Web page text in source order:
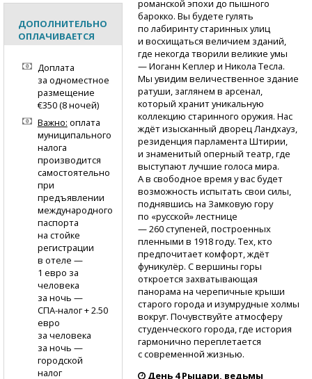
романской эпохи до пышного
барокко. Вы будете гулять
по лабиринту старинных улиц
и восхищаться величием зданий,
где некогда творили великие умы
— Иоганн Кеплер и Никола Тесла.
Мы увидим величественное здание
ратуши, заглянем в арсенал,
который хранит уникальную
коллекцию старинного оружия. Нас
ждёт изысканный дворец Ландхауз,
резиденция парламента Штирии,
и знаменитый оперный театр, где
выступают лучшие голоса мира.
А в свободное время у вас будет
возможность испытать свои силы,
поднявшись на Замковую гору
по «русской» лестнице
— 260 ступеней, построенных
пленными в 1918 году. Тех, кто
предпочитает комфорт, ждёт
фуникулёр. С вершины горы
откроется захватывающая
панорама на черепичные крыши
старого города и изумрудные холмы
вокруг. Почувствуйте атмосферу
студенческого города, где история
гармонично переплетается
с современной жизнью.
День 4 Рыцари, ведьмы
ДОПОЛНИТЕЛЬНО
ОПЛАЧИВАЕТСЯ
Доплата
за одноместное
размещение
€350 (8 ночей)
Важно: оплата
муниципального
налога
производится
самостоятельно
при
предъявлении
международного
паспорта
на стойке
регистрации
в отеле —
1 евро за
человека
за ночь —
СПА-налог+ 2.50
евро
за человека
за ночь —
городской
налог